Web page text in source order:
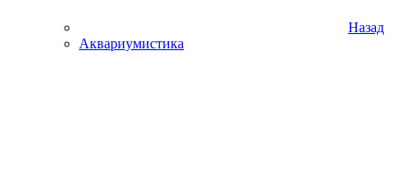
Назад
Аквариумистика